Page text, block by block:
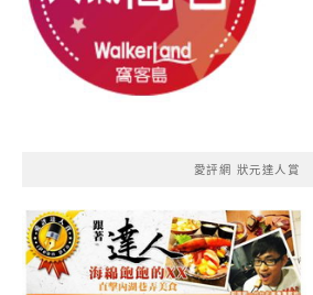
愛評網 狀元達人賞